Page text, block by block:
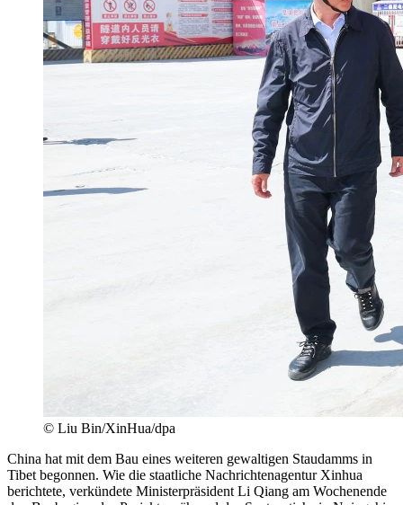
© Liu Bin/XinHua/dpa
China hat mit dem Bau eines weiteren gewaltigen Staudamms in
Tibet begonnen. Wie die staatliche Nachrichtenagentur Xinhua
berichtete, verkündete Ministerpräsident Li Qiang am Wochenende